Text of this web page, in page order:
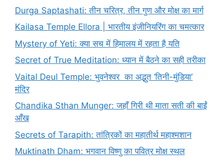
Durga Saptashati: तीन चरित्र, तीन गुण और मोक्ष का मार्ग
Kailasa Temple Ellora | भारतीय इंजीनियरिंग का चमत्कार
Mystery of Yeti: क्या सच में हिमालय में रहता है यति
Secret of True Meditation: ध्यान में बैठने का सही तरीका
Vaital Deul Temple: भुवनेश्वर का अद्भुत ‘तिनी-मुंडिया’
मंदिर
Chandika Sthan Munger: जहाँ गिरी थी माता सती की बाईं
आँख
Secrets of Tarapith: तांत्रिकों का महातीर्थ महाश्मशान
Muktinath Dham: भगवान विष्णु का पवित्र मोक्ष स्थल